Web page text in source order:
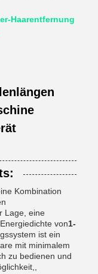
Haarentfernung
Kombination
Lage, eine
von1-
ist ein
mit minimalem
zu bedienen und